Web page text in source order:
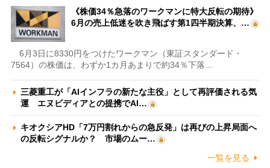
《株価34％急落のワークマンに特大反転の期待》
6月の売上低迷を吹き飛ばす第1四半期決算、…
6月3日に8330円をつけたワークマン（東証スタンダード・
7564）の株価は、わずか1カ月あまりで約34％下落…
三菱重工が「AIインフラの新たな主役」として再評価される気
運 エヌビディアとの提携でAI…
キオクシアHD「7万円割れからの急反発」は再びの上昇局面へ
の反転シグナルか？ 市場のムー…
一覧を見る